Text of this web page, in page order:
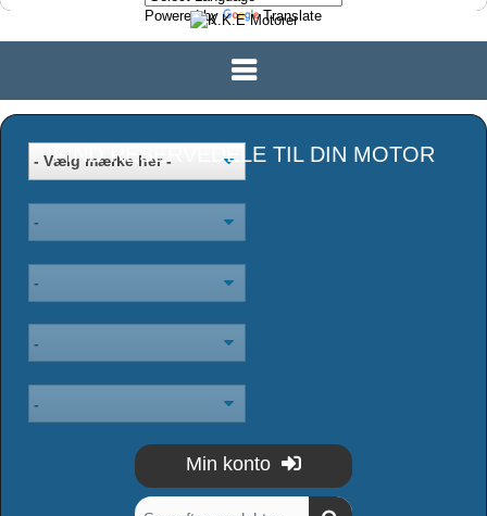
Powered by Translate
FIND RESERVEDELE TIL DIN MOTOR
Min konto